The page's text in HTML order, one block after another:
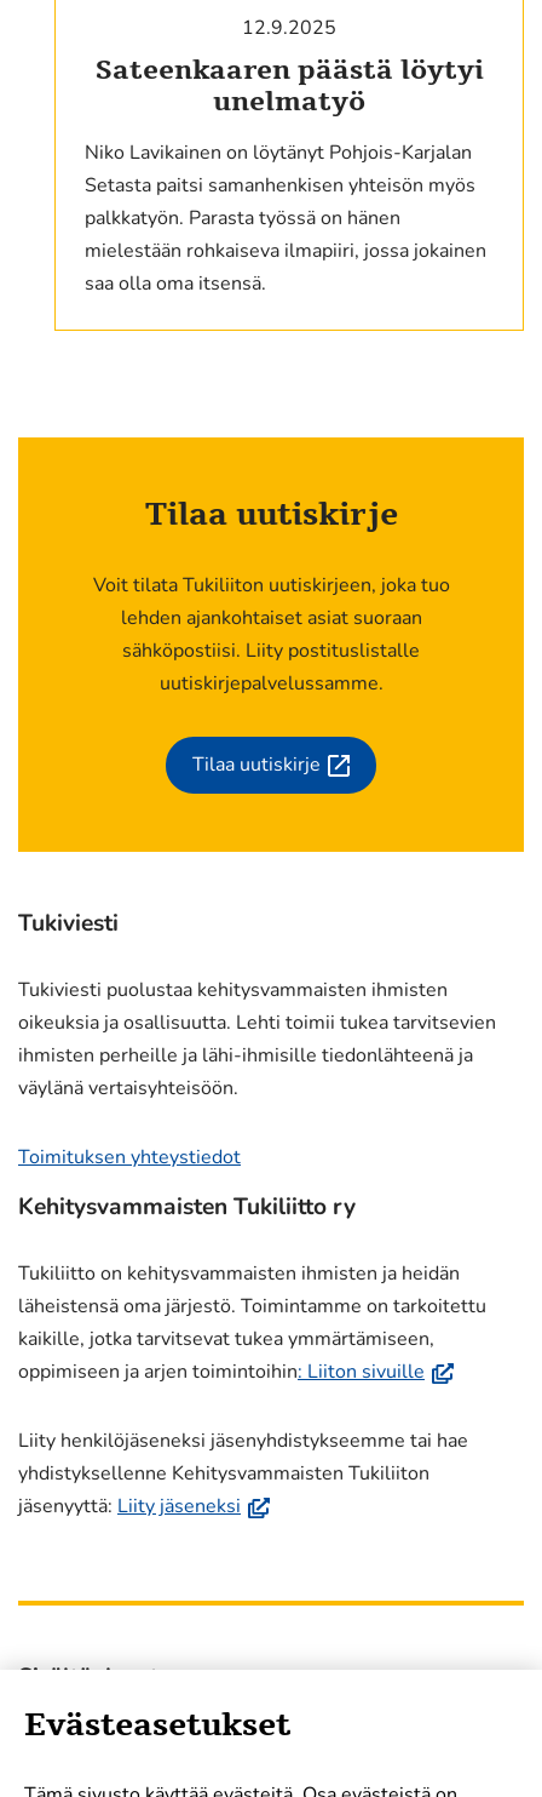
12.9.2025
Sateenkaaren päästä löytyi
unelmatyö
Niko Lavikainen on löytänyt Pohjois-Karjalan
Setasta paitsi samanhenkisen yhteisön myös
palkkatyön. Parasta työssä on hänen
mielestään rohkaiseva ilmapiiri, jossa jokainen
saa olla oma itsensä.
Tilaa uutiskirje
Voit tilata Tukiliiton uutiskirjeen, joka tuo
lehden ajankohtaiset asiat suoraan
sähköpostiisi. Liity postituslistalle
uutiskirjepalvelussamme.
Tilaa uutiskirje
(siirryt
Tukiviesti
Tukiviesti puolustaa kehitysvammaisten ihmisten
oikeuksia ja osallisuutta. Lehti toimii tukea tarvitsevien
ihmisten perheille ja lähi-ihmisille tiedonlähteenä ja
väylänä vertaisyhteisöön.
Toimituksen yhteystiedot
Kehitysvammaisten Tukiliitto ry
Tukiliitto on kehitysvammaisten ihmisten ja heidän
läheistensä oma järjestö. Toimintamme on tarkoitettu
kaikille, jotka tarvitsevat tukea ymmärtämiseen,
oppimiseen ja arjen toimintoihin: Liiton sivuille (avautuu
ikkunaan,
siirryt
Liity henkilöjäseneksi jäsenyhdistykseemme tai hae
yhdistyksellenne Kehitysvammaisten Tukiliiton
jäsenyyttä: Liity jäseneksi (avautuu
siirryt
palveluun)
Sisältöalueet
Uutiset
Evästeasetukset